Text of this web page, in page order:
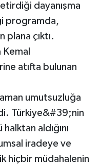
dayanışma
programda,
plana çıktı.
atıfta bulunan
umutsuzluğa
Türkiye&#39;nin
aldığını
iradeye ve
hiçbir müdahalenin